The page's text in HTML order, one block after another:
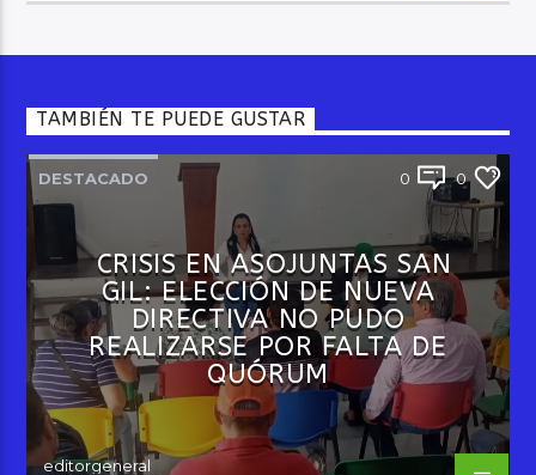
TAMBIÉN TE PUEDE GUSTAR
DESTACADO 0 0
CRISIS EN ASOJUNTAS SAN
GIL: ELECCIÓN DE NUEVA
DIRECTIVA NO PUDO
REALIZARSE POR FALTA DE
QUÓRUM
editorgeneral